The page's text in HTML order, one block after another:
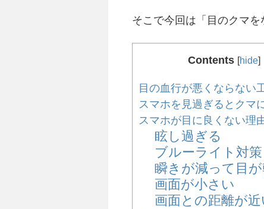
そこで今回は「目のクマを
Contents [hide]
目の血行が悪くならない
スマホを見過ぎるとクマ
スマホが目に良くない理
眩し過ぎる
ブルーライト対策
瞬きが減って目が
画面が小さい
画面との距離が近